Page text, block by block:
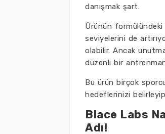
danışmak şart.
Ürünün formülündeki
seviyelerini de
olabilir. Ancak
düzenli bir
Bu ürün birçok
hedeflerinizi
Blace Labs
Adı!